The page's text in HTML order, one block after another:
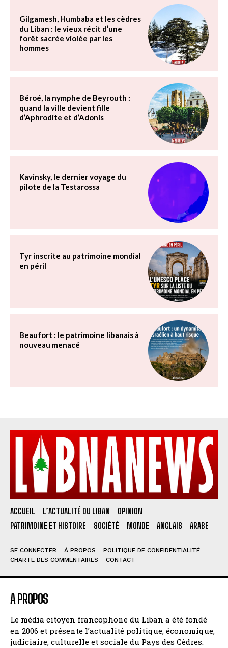
Gilgamesh, Humbaba et les cèdres
du Liban : le vieux récit d’une
forêt sacrée violée par les
hommes
Béroé, la nymphe de Beyrouth :
quand la ville devient fille
d’Aphrodite et d’Adonis
Kavinsky, le dernier voyage du
pilote de la Testarossa
Tyr inscrite au patrimoine mondial
en péril
Beaufort : le patrimoine libanais à
nouveau menacé
ACCUEIL L’ACTUALITÉ DU LIBAN
OPINION
PATRIMOINE ET HISTOIRE
SOCIÉTÉ MONDE ANGLAIS ARABE
SE CONNECTER À PROPOS
POLITIQUE DE CONFIDENTIALITÉ
CHARTE DES COMMENTAIRES
CONTACT
A PROPOS
Le média citoyen francophone du Liban a été fondé
en 2006 et présente l’actualité politique, économique,
judiciaire, culturelle et sociale du Pays des Cèdres.